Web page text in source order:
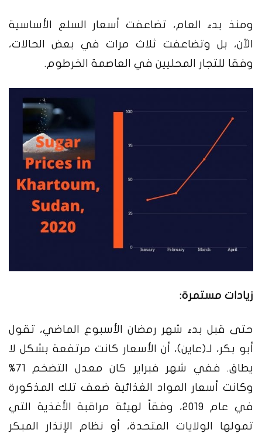
ومنذ بدء العام، تضاعفت أسعار السلع الأساسية
الآن، بل وتضاعفت ثلاث مرات في بعض الحالات،
وفقا للتجار المحليين في العاصمة الخرطوم.
زيادات مستمرة:
حتى قبل بدء شهر رمضان الأسبوع الماضي، تقول
أبو بكر، لـ(عاين)، أن الأسعار كانت مرتفعة بشكل لا
يطاق. ففي شهر فبراير كان معدل التضخم 71%
وكانت أسعار المواد الغذائية ضعف تلك المذكورة
في عام 2019، وفقاً لهيئة مراقبة الأغذية التي
تمولها الولايات المتحدة، أو نظام الإنذار المبكر